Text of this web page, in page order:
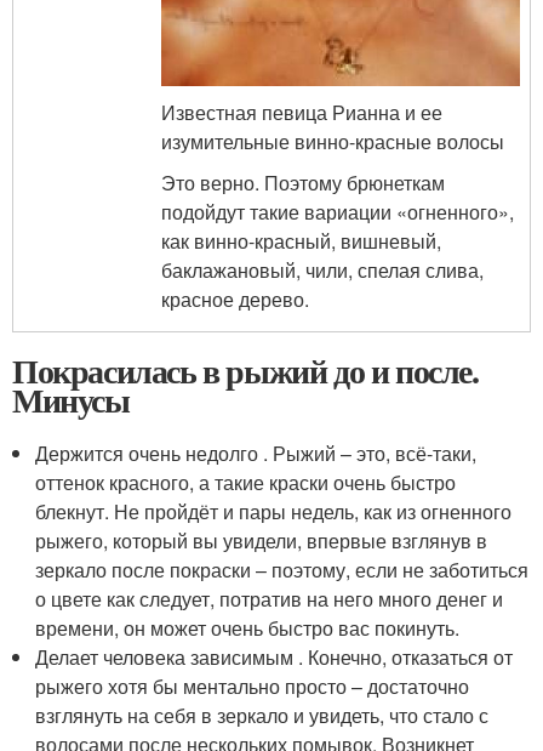
Известная певица Рианна и ее
изумительные винно-красные волосы
Это верно. Поэтому брюнеткам
подойдут такие вариации «огненного»,
как винно-красный, вишневый,
баклажановый, чили, спелая слива,
красное дерево.
Покрасилась в рыжий до и после.
Минусы
Держится очень недолго . Рыжий – это, всё-таки,
оттенок красного, а такие краски очень быстро
блекнут. Не пройдёт и пары недель, как из огненного
рыжего, который вы увидели, впервые взглянув в
зеркало после покраски – поэтому, если не заботиться
о цвете как следует, потратив на него много денег и
времени, он может очень быстро вас покинуть.
Делает человека зависимым . Конечно, отказаться от
рыжего хотя бы ментально просто – достаточно
взглянуть на себя в зеркало и увидеть, что стало с
волосами после нескольких помывок. Возникнет